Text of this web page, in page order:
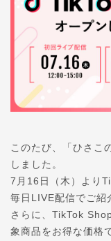
このたび、「ひさこ
しました。
7月16日（木）より
毎日LIVE配信でご紹
さらに、TikTok
象商品をお得な価格